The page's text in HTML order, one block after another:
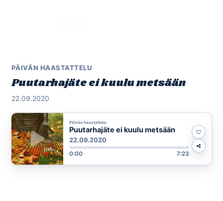
PÄIVÄN HAASTATTELU
Puutarhajäte ei kuulu metsään
22.09.2020
Päivän haastattelu
Puutarhajäte ei kuulu metsään
22.09.2020
0:00 7:23